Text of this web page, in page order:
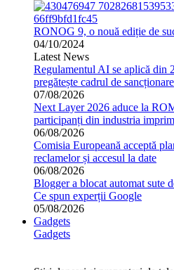
RONOG 9, o nouă ediție de
04/10/2024
Latest News
Regulamentul AI se aplică din
pregătește cadrul de sancționare
07/08/2026
Next Layer 2026 aduce la
participanți din industria
06/08/2026
Comisia Europeană acceptă
reclamelor și accesul la date
06/08/2026
Blogger a blocat automat sute
Ce spun experții Google
05/08/2026
Gadgets
Gadgets